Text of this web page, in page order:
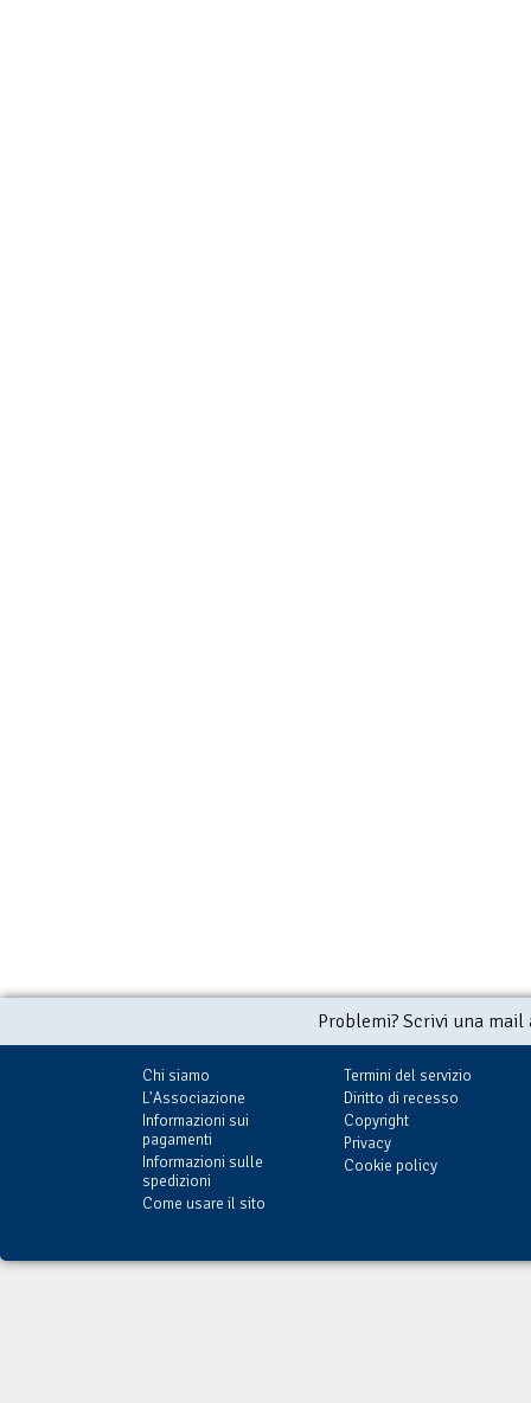
Problemi? Scrivi una
Chi siamo
L'Associazione
Informazioni sui
pagamenti
Informazioni sulle
spedizioni
Come usare il sito
Termini del servizio
Diritto di recesso
Copyright
Privacy
Cookie policy